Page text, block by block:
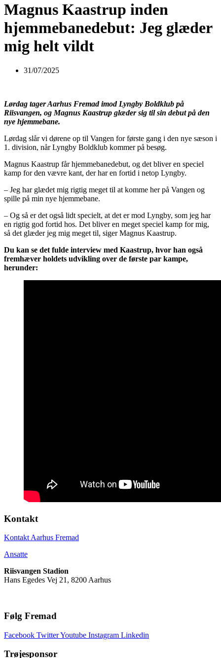
Magnus Kaastrup inden
hjemmebanedebut: Jeg glæder
mig helt vildt
31/07/2025
Lørdag tager Aarhus Fremad imod Lyngby Boldklub på
Riisvangen, og Magnus Kaastrup glæder sig til sin debut på den
nye hjemmebane.
Lørdag slår vi dørene op til Vangen for første gang i den nye sæson i
1. division, når Lyngby Boldklub kommer på besøg.
Magnus Kaastrup får hjemmebanedebut, og det bliver en speciel
kamp for den vævre kant, der har en fortid i netop Lyngby.
– Jeg har glædet mig rigtig meget til at komme her på Vangen og
spille på min nye hjemmebane.
– Og så er det også lidt specielt, at det er mod Lyngby, som jeg har
en rigtig god fortid hos. Det bliver en meget speciel kamp for mig,
så det glæder jeg mig meget til, siger Magnus Kaastrup.
Du kan se det fulde interview med Kaastrup, hvor han også
fremhæver holdets udvikling over de første par kampe,
herunder:
Kontakt
Kontakt Aarhus Fremad
Ansatte
Riisvangen Stadion
Hans Egedes Vej 21, 8200 Aarhus
Følg Fremad
Facebook TwitterYoutube Instagram Linkedin
Trøjesponsor